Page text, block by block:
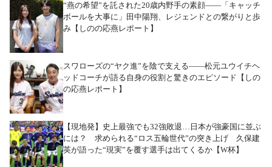
“燕の希望”を託された20歳内野手の素顔――「キャッチ
ボールを大事に」田中陽翔、レジェンドとの繋がりと歩
み【しのの応燕レポート】
スワローズの“ヤク進”を陰で支える――松元ユウイチヘ
ッドコーチが語る自身の役割と驚きのエピソード【しの
の応燕レポート】
【現地発】史上最強でも32強敗退…日本が強豪国に並ぶ
には？ 求められる“ロス五輪世代”の突き上げ 久保建
英が語った“現実”を覆す選手は出てくるか【W杯】